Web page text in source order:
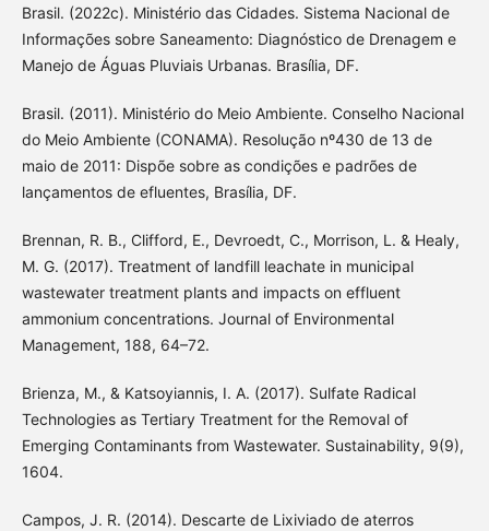
Brasil. (2022c). Ministério das Cidades. Sistema Nacional de
Informações sobre Saneamento: Diagnóstico de Drenagem e
Manejo de Águas Pluviais Urbanas. Brasília, DF.
Brasil. (2011). Ministério do Meio Ambiente. Conselho Nacional
do Meio Ambiente (CONAMA). Resolução nº430 de 13 de
maio de 2011: Dispõe sobre as condições e padrões de
lançamentos de efluentes, Brasília, DF.
Brennan, R. B., Clifford, E., Devroedt, C., Morrison, L. & Healy,
M. G. (2017). Treatment of landfill leachate in municipal
wastewater treatment plants and impacts on effluent
ammonium concentrations. Journal of Environmental
Management, 188, 64–72.
Brienza, M., & Katsoyiannis, I. A. (2017). Sulfate Radical
Technologies as Tertiary Treatment for the Removal of
Emerging Contaminants from Wastewater. Sustainability, 9(9),
1604.
Campos, J. R. (2014). Descarte de Lixiviado de aterros